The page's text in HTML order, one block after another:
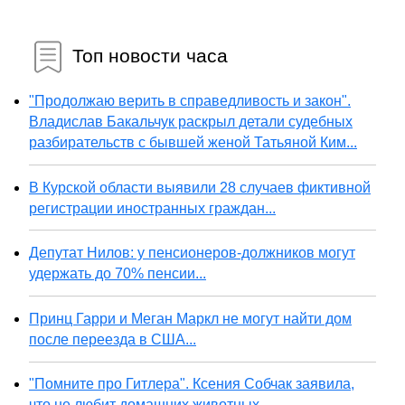
Топ новости часа
"Продолжаю верить в справедливость и закон".
Владислав Бакальчук раскрыл детали судебных
разбирательств с бывшей женой Татьяной Ким...
В Курской области выявили 28 случаев фиктивной
регистрации иностранных граждан...
Депутат Нилов: у пенсионеров-должников могут
удержать до 70% пенсии...
Принц Гарри и Меган Маркл не могут найти дом
после переезда в США...
"Помните про Гитлера". Ксения Собчак заявила,